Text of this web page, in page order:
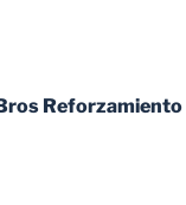
Reforzamiento